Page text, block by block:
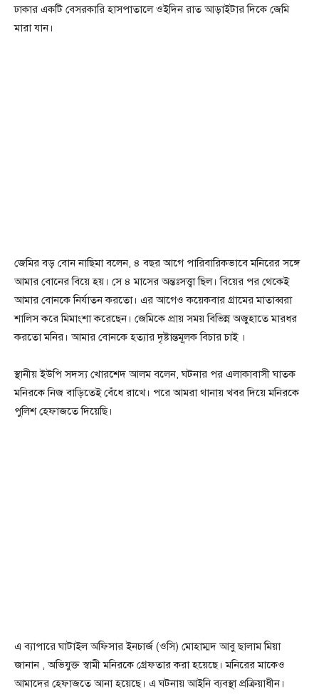
ঢাকার একটি বেসরকারি হাসপাতালে ওইদিন রাত আড়াইটার দিকে জেমি
মারা যান।
জেমির বড় বোন নাছিমা বলেন, ৪ বছর আগে পারিবারিকভাবে মনিরের সঙ্গে
আমার বোনের বিয়ে হয়। সে ৪ মাসের অন্তঃসত্ত্বা ছিল। বিয়ের পর থেকেই
আমার বোনকে নির্যাতন করতো। এর আগেও কয়েকবার গ্রামের মাতাব্বরা
শালিস করে মিমাংশা করেছেন। জেমিকে প্রায় সময় বিভিন্ন অজুহাতে মারধর
করতো মনির। আমার বোনকে হত্যার দৃষ্টান্তমূ্লক বিচার চাই ।
স্থানীয় ইউপি সদস্য খোরশেদ আলম বলেন, ঘটনার পর এলাকাবাসী ঘাতক
মনিরকে নিজ বাড়িতেই বেঁধে রাখে। পরে আমরা থানায় খবর দিয়ে মনিরকে
পুলিশ হেফাজতে দিয়েছি।
এ ব্যাপারে ঘাটাইল অফিসার ইনচার্জ (ওসি) মোহাম্মদ আবু ছালাম মিয়া
জানান , অভিযুক্ত স্বামী মনিরকে গ্রেফতার করা হয়েছে। মনিরের মাকেও
আমাদের হেফাজতে আনা হয়েছে। এ ঘটনায় আইনি ব্যবস্থা প্রক্রিয়াধীন।